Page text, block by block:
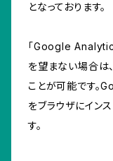
となっております。
「Google
を望まない場合は
ことが可能です。
をブラウザにイン
す。